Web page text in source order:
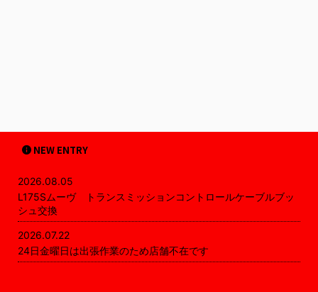
NEW ENTRY
2026.08.05
L175Sムーヴ トランスミッションコントロールケーブルブッ
シュ交換
2026.07.22
24日金曜日は出張作業のため店舗不在です